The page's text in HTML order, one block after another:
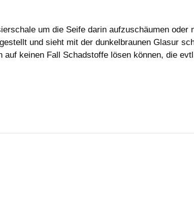
um die Seife darin aufzuschäumen
und sieht mit der dunkelbraunen Glasur
keinen Fall Schadstoffe lösen können, die